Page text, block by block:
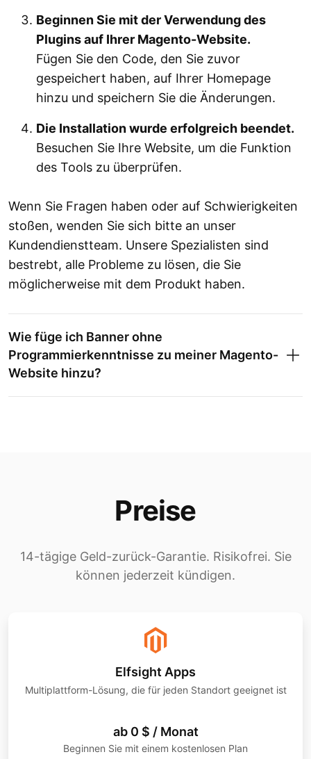
Beginnen Sie mit der Verwendung des
Plugins auf Ihrer Magento-Website.
Fügen Sie den Code, den Sie zuvor
gespeichert haben, auf Ihrer Homepage
hinzu und speichern Sie die Änderungen.
Die Installation wurde erfolgreich beendet.
Besuchen Sie Ihre Website, um die Funktion
des Tools zu überprüfen.
Wenn Sie Fragen haben oder auf Schwierigkeiten
stoßen, wenden Sie sich bitte an unser
Kundendienstteam. Unsere Spezialisten sind
bestrebt, alle Probleme zu lösen, die Sie
möglicherweise mit dem Produkt haben.
Wie füge ich Banner ohne
Programmierkenntnisse zu meiner Magento-
Website hinzu?
Preise
14-tägige Geld-zurück-Garantie. Risikofrei. Sie
können jederzeit kündigen.
Elfsight Apps
Multiplattform-Lösung, die für jeden Standort geeignet ist
ab 0 $ / Monat
Beginnen Sie mit einem kostenlosen Plan